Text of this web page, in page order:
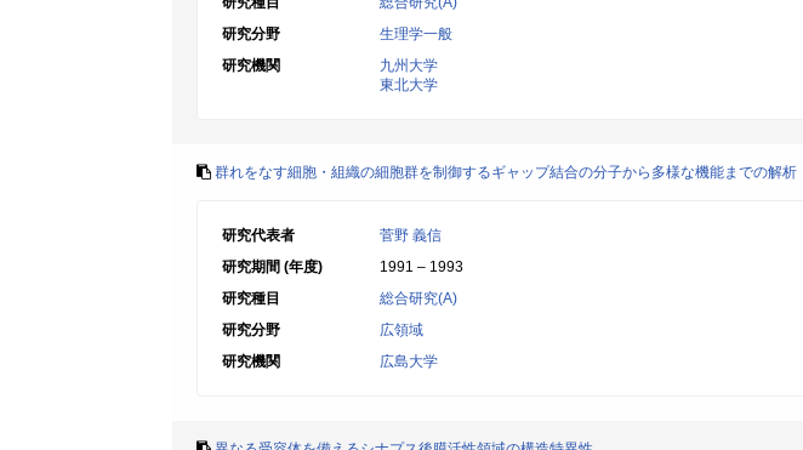
研究分野
生理学一般
研究機関
九州大学
東北大学
群れをなす細胞・組織の細胞群を制御するギャップ結合の分子から多様な機能までの解析
研究代表者
菅野 義信
研究期間 (年度)
1991 – 1993
研究種目
総合研究(A)
研究分野
広領域
研究機関
広島大学